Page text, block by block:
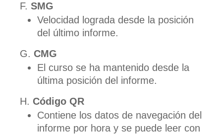
SMG
Velocidad lograda desde la posición
del último informe.
CMG
El curso se ha mantenido desde la
última posición del informe.
Código QR
Contiene los datos de navegación del
informe por hora y se puede leer con